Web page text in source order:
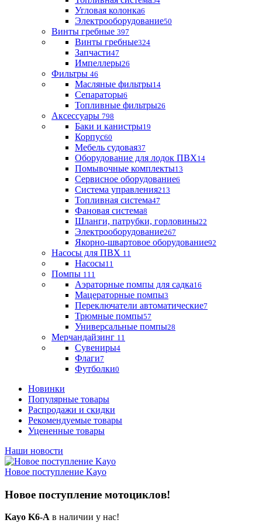
Угловая колонка6
Электрооборудование50
Винты гребные 397
Винты гребные324
Запчасти47
Импеллеры26
Фильтры 46
Масляные фильтры14
Сепараторы6
Топливные фильтры26
Аксессуары 798
Баки и канистры19
Корпус60
Мебель судовая37
Оборудование для лодок ПВХ14
Помывочные комплекты13
Сервисное оборудование6
Система управления213
Топливная система47
Фановая система8
Шланги, патрубки, горловины22
Электрооборудование267
Якорно-швартовое оборудование92
Насосы для ПВХ 11
Насосы11
Помпы 111
Аэраторные помпы для садка16
Мацераторные помпы3
Переключатели автоматические7
Трюмные помпы57
Универсальные помпы28
Мерчандайзинг 11
Сувениры4
Флаги7
Футболки0
Новинки
Популярные товары
Распродажи и скидки
Рекомендуемые товары
Уцененные товары
Наши новости
Новое поступление Kayo
Новое поступление мотоциклов!
Kayo K6-A в наличии у нас!